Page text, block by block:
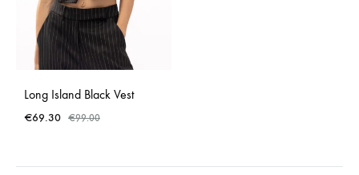
Long Island Black Vest
€69.30 €99.00